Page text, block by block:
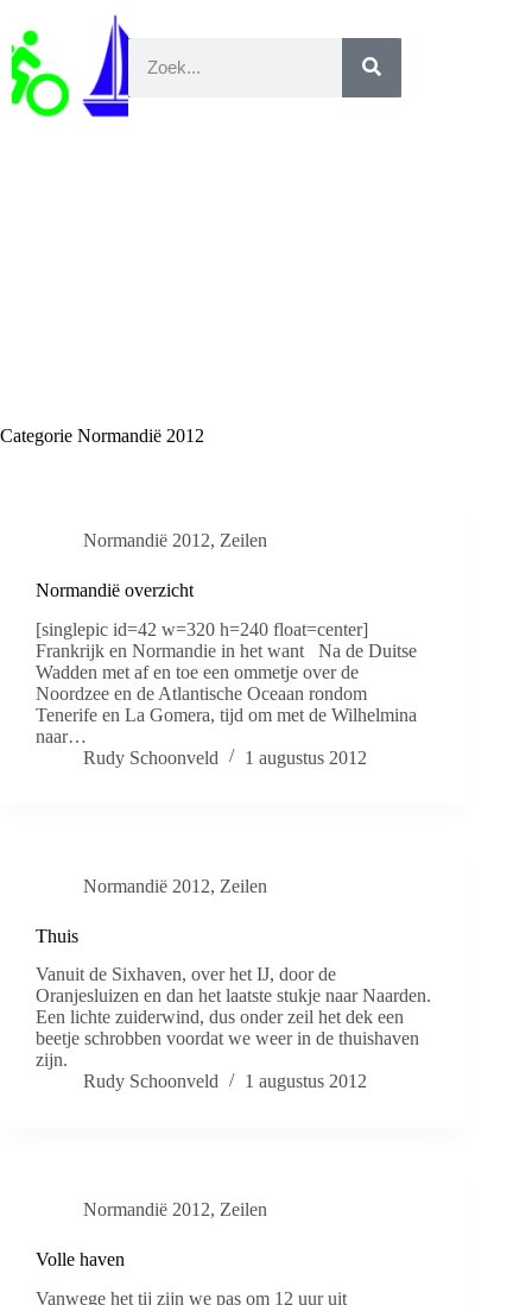
Categorie Normandië 2012
Normandië 2012, Zeilen
Normandië overzicht
[singlepic id=42 w=320 h=240 float=center]
Frankrijk en Normandie in het want Na de Duitse
Wadden met af en toe een ommetje over de
Noordzee en de Atlantische Oceaan rondom
Tenerife en La Gomera, tijd om met de Wilhelmina
naar…
Rudy Schoonveld
1 augustus 2012
Normandië 2012, Zeilen
Thuis
Vanuit de Sixhaven, over het IJ, door de
Oranjesluizen en dan het laatste stukje naar Naarden.
Een lichte zuiderwind, dus onder zeil het dek een
beetje schrobben voordat we weer in de thuishaven
zijn.
Rudy Schoonveld
1 augustus 2012
Normandië 2012, Zeilen
Volle haven
Vanwege het tij zijn we pas om 12 uur uit